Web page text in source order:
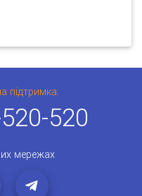
підтримка:
520
мережах